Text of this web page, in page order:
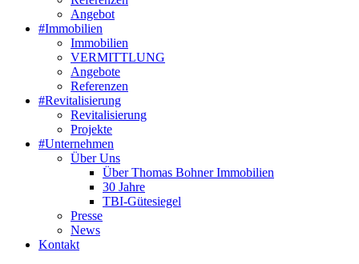
Angebot
#Immobilien
Immobilien
VERMITTLUNG
Angebote
Referenzen
#Revitalisierung
Revitalisierung
Projekte
#Unternehmen
Über Uns
Über Thomas Bohner Immobilien
30 Jahre
TBI-Gütesiegel
Presse
News
Kontakt